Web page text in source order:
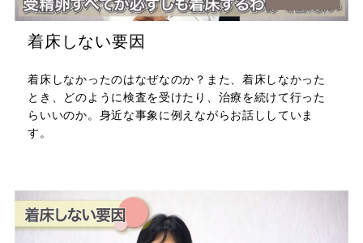
着床しない要因
着床しなかったのはなぜなのか？また、着床しなかった
とき、どのように検査を受けたり、治療を続けて行った
らいいのか。身近な事象に例えながらお話ししていま
す。